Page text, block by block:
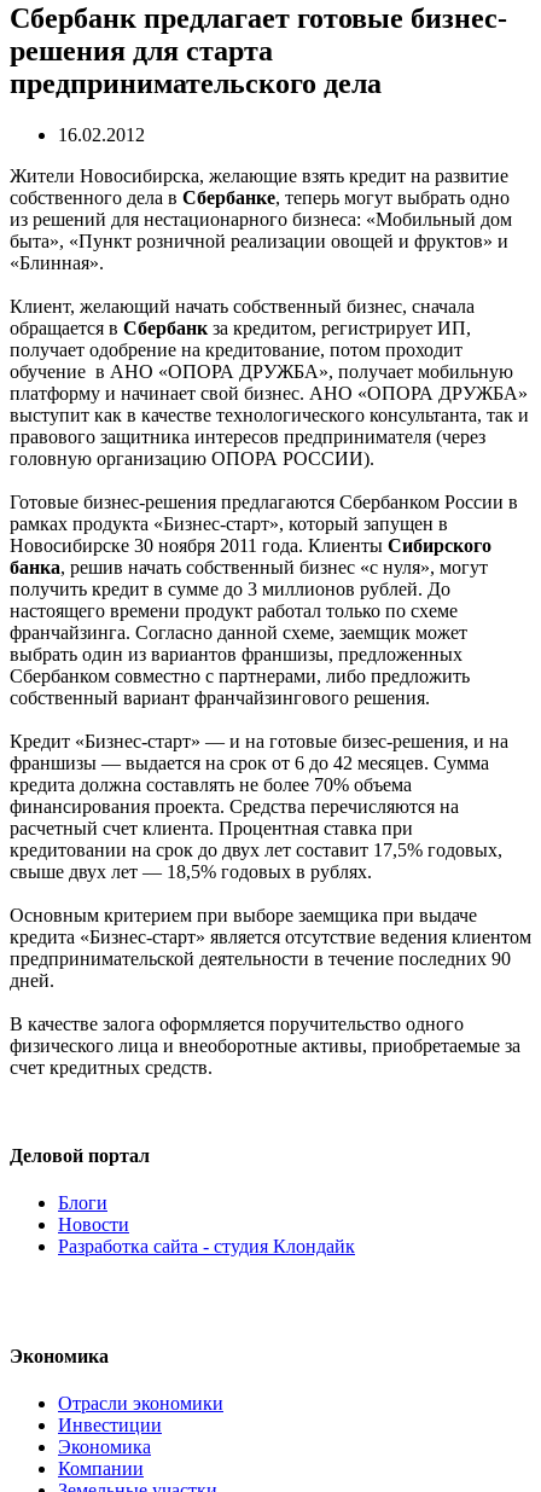
Сбербанк предлагает готовые бизнес-
решения для старта
предпринимательского дела
16.02.2012
Жители Новосибирска, желающие взять кредит на развитие
собственного дела в Сбербанке, теперь могут выбрать одно
из решений для нестационарного бизнеса: «Мобильный дом
быта», «Пункт розничной реализации овощей и фруктов» и
«Блинная».
Клиент, желающий начать собственный бизнес, сначала
обращается в Сбербанк за кредитом, регистрирует ИП,
получает одобрение на кредитование, потом проходит
обучение в АНО «ОПОРА ДРУЖБА», получает мобильную
платформу и начинает свой бизнес. АНО «ОПОРА ДРУЖБА»
выступит как в качестве технологического консультанта, так и
правового защитника интересов предпринимателя (через
головную организацию ОПОРА РОССИИ).
Готовые бизнес-решения предлагаются Сбербанком России в
рамках продукта «Бизнес-старт», который запущен в
Новосибирске 30 ноября 2011 года. Клиенты Сибирского
банка, решив начать собственный бизнес «с нуля», могут
получить кредит в сумме до 3 миллионов рублей. До
настоящего времени продукт работал только по схеме
франчайзинга. Согласно данной схеме, заемщик может
выбрать один из вариантов франшизы, предложенных
Сбербанком совместно с партнерами, либо предложить
собственный вариант франчайзингового решения.
Кредит «Бизнес-старт» — и на готовые бизес-решения, и на
франшизы — выдается на срок от 6 до 42 месяцев. Сумма
кредита должна составлять не более 70% объема
финансирования проекта. Средства перечисляются на
расчетный счет клиента. Процентная ставка при
кредитовании на срок до двух лет составит 17,5% годовых,
свыше двух лет — 18,5% годовых в рублях.
Основным критерием при выборе заемщика при выдаче
кредита «Бизнес-старт» является отсутствие ведения клиентом
предпринимательской деятельности в течение последних 90
дней.
В качестве залога оформляется поручительство одного
физического лица и внеоборотные активы, приобретаемые за
счет кредитных средств.
Деловой портал
Блоги
Новости
Разработка сайта - студия Клондайк
Экономика
Отрасли экономики
Инвестиции
Экономика
Компании